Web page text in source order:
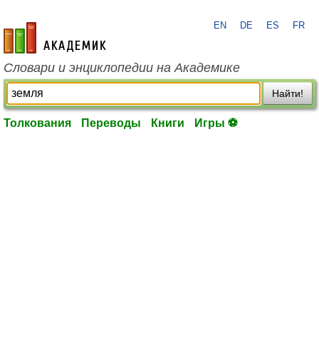
academic.ru
EN DE ES FR
Словари и энциклопедии на Академике
Найти!
Толкования Переводы Книги Игры ⚽